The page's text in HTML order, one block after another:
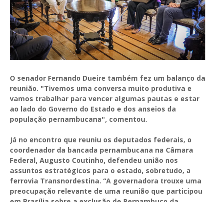
O senador Fernando Dueire também fez um balanço da
reunião. "Tivemos uma conversa muito produtiva e
vamos trabalhar para vencer algumas pautas e estar
ao lado do Governo do Estado e dos anseios da
população pernambucana", comentou.
Já no encontro que reuniu os deputados federais, o
coordenador da bancada pernambucana na Câmara
Federal, Augusto Coutinho, defendeu união nos
assuntos estratégicos para o estado, sobretudo, a
ferrovia Transnordestina. “A governadora trouxe uma
preocupação relevante de uma reunião que participou